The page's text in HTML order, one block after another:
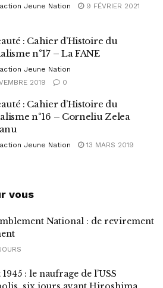
Jeune Nation
9 FÉVRIER 2021
: Cahier d’Histoire du
n°17 – La FANE
Jeune Nation
2019
0
: Cahier d’Histoire du
n°16 – Corneliu Zelea
Jeune Nation
13 MARS 2019
vous
National : de revirement
: le naufrage de l’USS